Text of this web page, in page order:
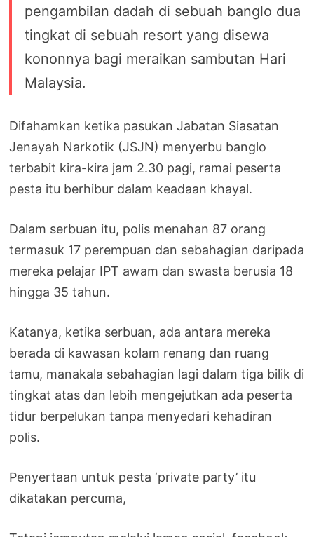
pengambilan dadah di sebuah banglo dua
tingkat di sebuah resort yang disewa
kononnya bagi meraikan sambutan Hari
Malaysia.
Difahamkan ketika pasukan Jabatan Siasatan
Jenayah Narkotik (JSJN) menyerbu banglo
terbabit kira-kira jam 2.30 pagi, ramai peserta
pesta itu berhibur dalam keadaan khayal.
Dalam serbuan itu, polis menahan 87 orang
termasuk 17 perempuan dan sebahagian daripada
mereka pelajar IPT awam dan swasta berusia 18
hingga 35 tahun.
Katanya, ketika serbuan, ada antara mereka
berada di kawasan kolam renang dan ruang
tamu, manakala sebahagian lagi dalam tiga bilik di
tingkat atas dan lebih mengejutkan ada peserta
tidur berpelukan tanpa menyedari kehadiran
polis.
Penyertaan untuk pesta ‘private party’ itu
dikatakan percuma,